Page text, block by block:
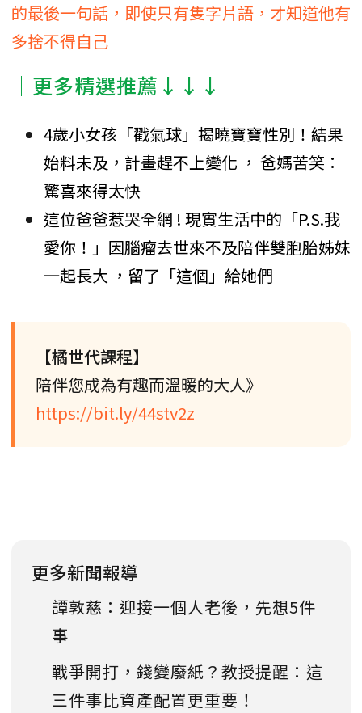
的最後一句話，即使只有隻字片語，才知道他有
多捨不得自己
│更多精選推薦↓↓↓
4歲小女孩「戳氣球」揭曉寶寶性別！結果
始料未及，計畫趕不上變化 ， 爸媽苦笑：
驚喜來得太快
這位爸爸惹哭全網 ! 現實生活中的「P.S.我
愛你！」因腦瘤去世來不及陪伴雙胞胎姊妹
一起長大 ，留了「這個」給她們
【橘世代課程】
陪伴您成為有趣而溫暖的大人》
https://bit.ly/44stv2z
更多新聞報導
譚敦慈：迎接一個人老後，先想5件
事
戰爭開打，錢變廢紙？教授提醒：這
三件事比資產配置更重要！